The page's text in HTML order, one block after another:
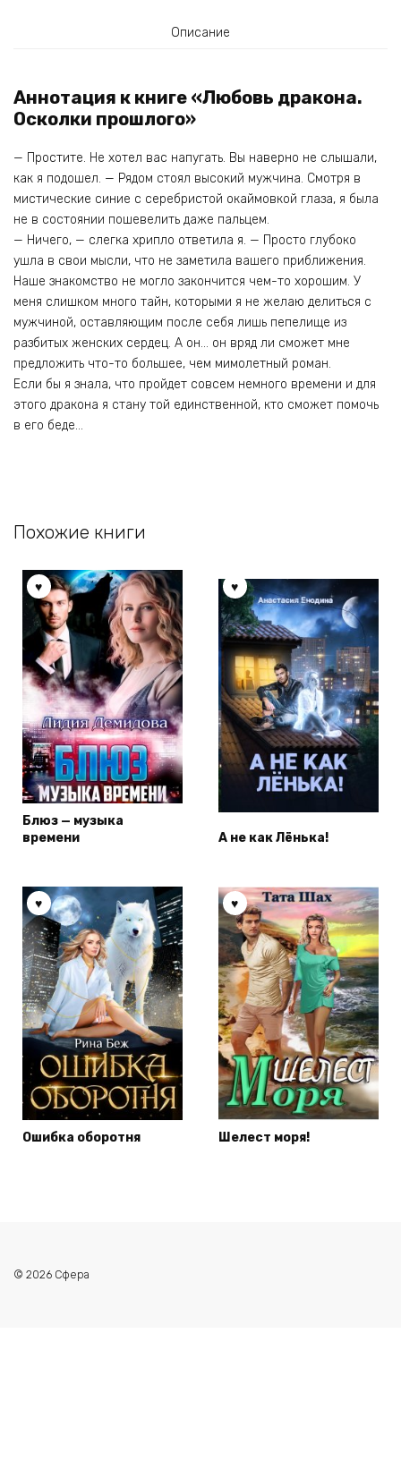
Описание
Аннотация к книге «Любовь дракона.
Осколки прошлого»
— Простите. Не хотел вас напугать. Вы наверно не слышали,
как я подошел. — Рядом стоял высокий мужчина. Смотря в
мистические синие с серебристой окаймовкой глаза, я была
не в состоянии пошевелить даже пальцем.
— Ничего, — слегка хрипло ответила я. — Просто глубоко
ушла в свои мысли, что не заметила вашего приближения.
Наше знакомство не могло закончится чем-то хорошим. У
меня слишком много тайн, которыми я не желаю делиться с
мужчиной, оставляющим после себя лишь пепелище из
разбитых женских сердец. А он… он вряд ли сможет мне
предложить что-то большее, чем мимолетный роман.
Если бы я знала, что пройдет совсем немного времени и для
этого дракона я стану той единственной, кто сможет помочь
в его беде…
Похожие книги
Блюз — музыка
времени
А не как Лёнька!
Ошибка оборотня Шелест моря!
© 2026 Сфера